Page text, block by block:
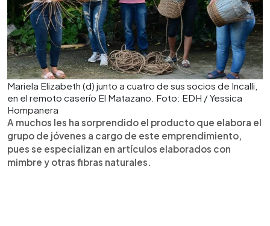
Mariela Elizabeth (d) junto a cuatro de sus socios de Incalli,
en el remoto caserío El Matazano. Foto: EDH / Yessica
Hompanera
A muchos les ha sorprendido el producto que elabora el
grupo de jóvenes a cargo de este emprendimiento,
pues se especializan en artículos elaborados con
mimbre y otras fibras naturales.